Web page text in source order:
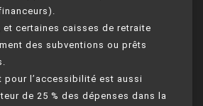
et certaines caisses de retraite
des subventions ou prêts
pour l’accessibilité est aussi
de 25 % des dépenses dans la